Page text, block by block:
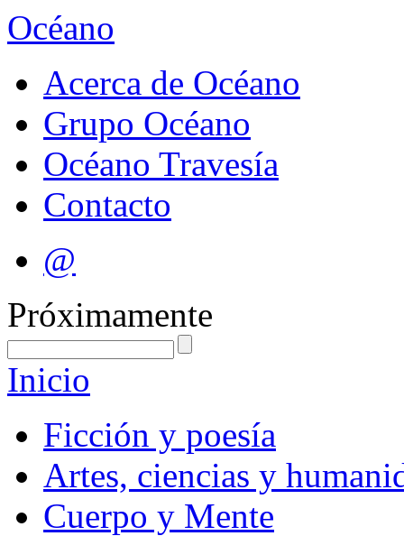
Océano
Acerca de Océano
Grupo Océano
Océano Travesía
Contacto
@
Próximamente
Inicio
Ficción y poesía
Artes, ciencias y
Cuerpo y Mente